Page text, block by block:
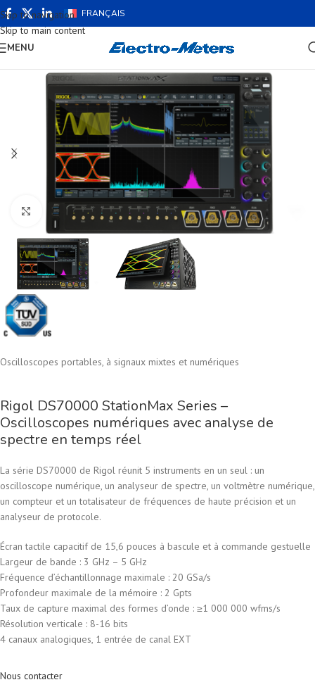
Skip to navigation
Skip to main content
FRANÇAIS
MENU
Cliquez pour agrandir
Oscilloscopes portables, à signaux mixtes et numériques
Rigol DS70000 StationMax Series –
Oscilloscopes numériques avec analyse de
spectre en temps réel
La série DS70000 de Rigol réunit 5 instruments en un seul : un
oscilloscope numérique, un analyseur de spectre, un voltmètre numérique,
un compteur et un totalisateur de fréquences de haute précision et un
analyseur de protocole.
Écran tactile capacitif de 15,6 pouces à bascule et à commande gestuelle
Largeur de bande : 3 GHz – 5 GHz
Fréquence d’échantillonnage maximale : 20 GSa/s
Profondeur maximale de la mémoire : 2 Gpts
Taux de capture maximal des formes d’onde : ≥1 000 000 wfms/s
Résolution verticale : 8-16 bits
4 canaux analogiques, 1 entrée de canal EXT
Nous contacter